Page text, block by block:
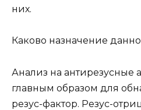
них.
Каково назначение
Анализ на антирезусные
главным образом для
резус-фактор. Резус-